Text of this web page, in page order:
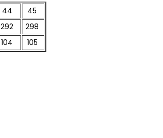
44
45
292
298
104 105